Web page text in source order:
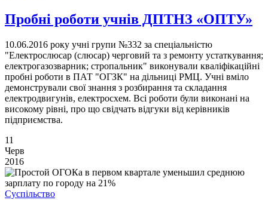
Пробні роботи учнів ДПТНЗ «ОПТУ»
10.06.2016 року учні групи №332 за спеціальністю
"Електрослюсар (слюсар) черговий та з ремонту устаткування;
електрогазозварник; стропальник" виконували кваліфікаційні
пробні роботи в ПАТ "ОГЗК" на дільниці РМЦ. Учні вміло
демонстрували свої знання з розбирання та складання
електродвигунів, електросхем. Всі роботи були виконані на
високому рівні, про що свідчать відгуки від керівників
підприємства.
11
Черв
2016
Суспільство